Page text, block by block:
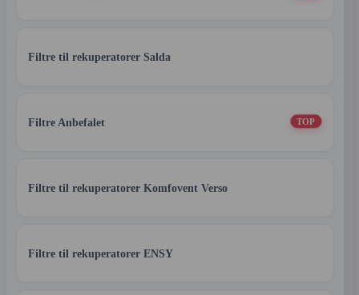
Filtre til rekuperatorer Salda
Filtre Anbefalet TOP
Filtre til rekuperatorer Komfovent Verso
Filtre til rekuperatorer ENSY